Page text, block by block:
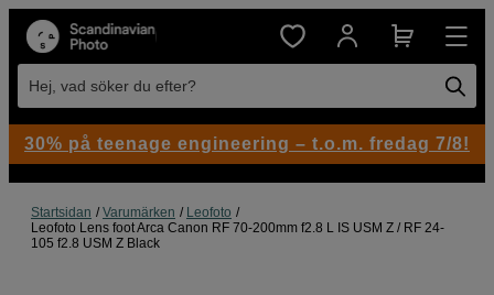
Hej, vad söker du efter?
Startsidan Varumärken
Leofoto
Leofoto Lens foot Arca Canon RF 70-200mm f2.8 L IS USM Z / RF 24-
105 f2.8 USM Z Black
30% på teenage engineering – t.o.m. fredag 7/8!